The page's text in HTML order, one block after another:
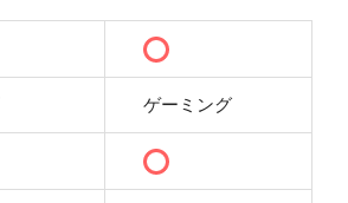
ゲーミング